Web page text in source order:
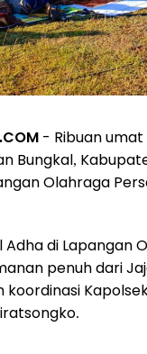
- Ribuan umat
Bungkal,
Olahraga
Adha di Lapangan
penuh dari
koordinasi